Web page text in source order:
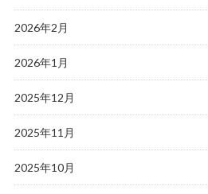
2026年2月
2026年1月
2025年12月
2025年11月
2025年10月